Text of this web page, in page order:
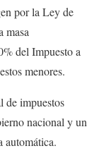
por la Ley de
masa
del Impuesto a
menores.
de impuestos
nacional y un
automática.